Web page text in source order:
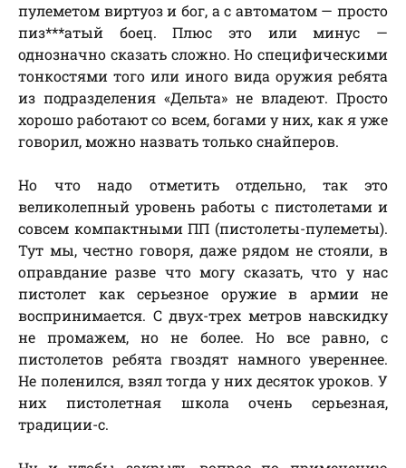
пулеметом виртуоз и бог, а с автоматом — просто
пиз***атый боец. Плюс это или минус —
однозначно сказать сложно. Но специфическими
тонкостями того или иного вида оружия ребята
из подразделения «Дельта» не владеют. Просто
хорошо работают со всем, богами у них, как я уже
говорил, можно назвать только снайперов.
Но что надо отметить отдельно, так это
великолепный уровень работы с пистолетами и
совсем компактными ПП (пистолеты-пулеметы).
Тут мы, честно говоря, даже рядом не стояли, в
оправдание разве что могу сказать, что у нас
пистолет как серьезное оружие в армии не
воспринимается. С двух-трех метров навскидку
не промажем, но не более. Но все равно, с
пистолетов ребята гвоздят намного увереннее.
Не поленился, взял тогда у них десяток уроков. У
них пистолетная школа очень серьезная,
традиции-с.